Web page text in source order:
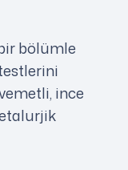
bölümle
ince